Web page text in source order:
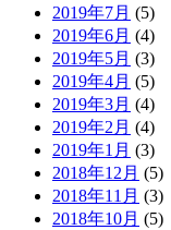
2019年7月 (5)
2019年6月 (4)
2019年5月 (3)
2019年4月 (5)
2019年3月 (4)
2019年2月 (4)
2019年1月 (3)
2018年12月 (5)
2018年11月 (3)
2018年10月 (5)